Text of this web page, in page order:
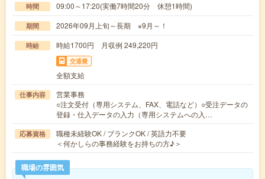
時間 09:00～17:20(実働7時間20分 休憩1時間)
期間 2026年09月上旬～長期 ※9月～！
時給 時給1700円 月収例 249,220円
交通費
全額支給
仕事内容
営業事務
○注文受付（専用システム、FAX、電話など）○受注データの
登録・仕入データの入力（専用システムへの入…
応募資格
職種未経験OK / ブランクOK / 英語力不要
＜何かしらの事務経験をお持ちの方♪＞
職場の雰囲気